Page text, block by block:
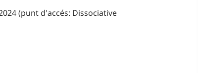
(punt d'accés: Dissociative